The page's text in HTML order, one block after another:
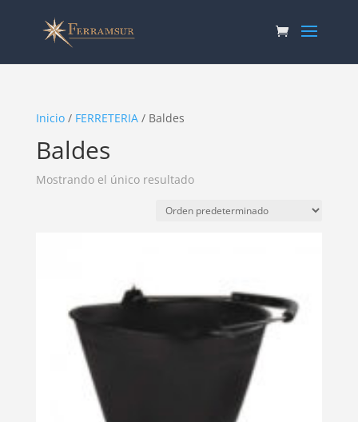
Inicio/ FERRETERIA/ Baldes
Baldes
Mostrando el único resultado